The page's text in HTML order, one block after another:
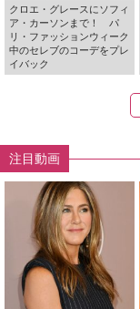
クロエ・グレースにソフィ
ア・カーソンまで！ パ
リ・ファッションウィーク
中のセレブのコーデをプレ
イバック
注目動画